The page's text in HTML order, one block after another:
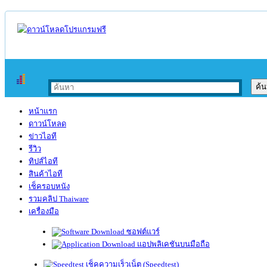
หน้าแรก
ดาวน์โหลด
ข่าวไอที
รีวิว
ทิปส์ไอที
สินค้าไอที
เช็ครอบหนัง
รวมคลิป Thaiware
เครื่องมือ
ซอฟต์แวร์
แอปพลิเคชันบนมือถือ
เช็คความเร็วเน็ต (Speedtest)